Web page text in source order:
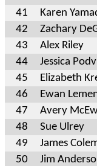
41
Karen
42
Zachary
43
Alex Riley
44
Jessica
45
Elizabeth
46
Ewan
47
Avery
48
Sue Ulrey
49
James
50
Jim